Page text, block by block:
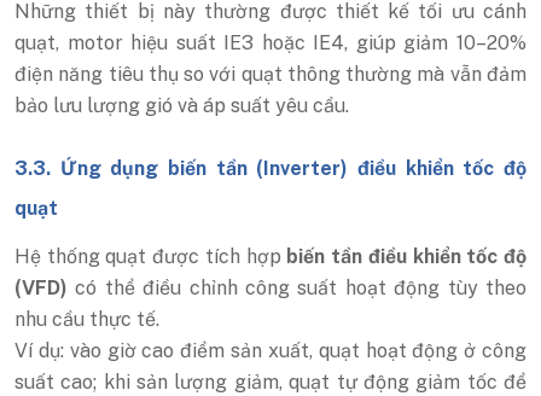
Những thiết bị này thường được thiết kế tối ưu cánh
quạt, motor hiệu suất IE3 hoặc IE4, giúp giảm 10–20%
điện năng tiêu thụ so với quạt thông thường mà vẫn đảm
bảo lưu lượng gió và áp suất yêu cầu.
3.3. Ứng dụng biến tần (Inverter) điều khiển tốc độ
quạt
Hệ thống quạt được tích hợp biến tần điều khiển tốc độ
(VFD) có thể điều chỉnh công suất hoạt động tùy theo
nhu cầu thực tế.
Ví dụ: vào giờ cao điểm sản xuất, quạt hoạt động ở công
suất cao; khi sản lượng giảm, quạt tự động giảm tốc để